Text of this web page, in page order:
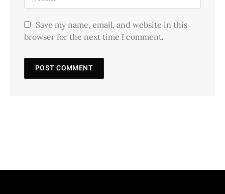
Save my name, email, and website in this
browser for the next time I comment.